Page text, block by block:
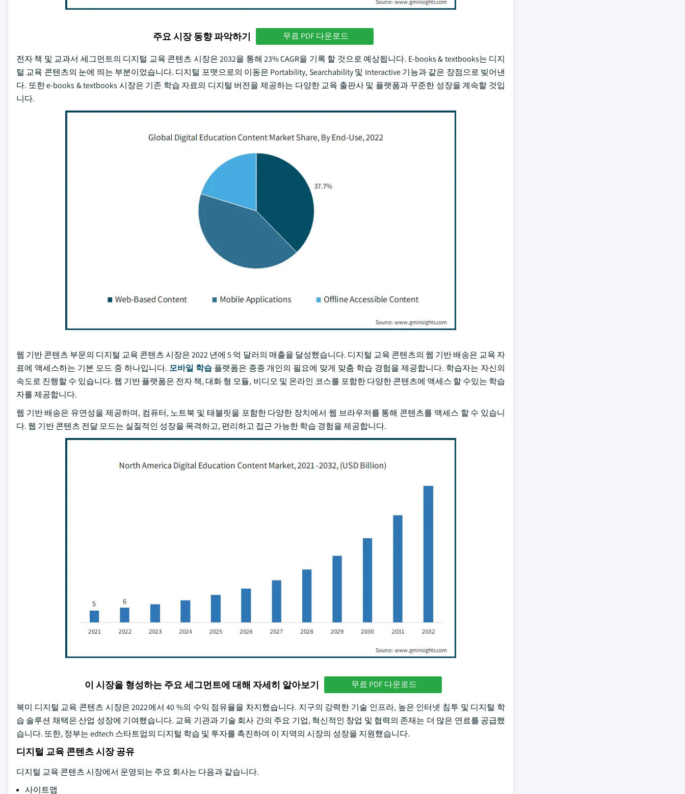
주요 시장 동향 파악하기 무료 PDF 다운로드
전자 책 및 교과서 세그먼트의 디지털 교육 콘텐츠 시장은 2032을 통해 23% CAGR을 기록 할 것으로 예상됩니다. E-books & textbooks는 디지
털 교육 콘텐츠의 눈에 띄는 부분이었습니다. 디지털 포맷으로의 이동은 Portability, Searchability 및 Interactive 기능과 같은 장점으로 빚어낸
다. 또한 e-books & textbooks 시장은 기존 학습 자료의 디지털 버전을 제공하는 다양한 교육 출판사 및 플랫폼과 꾸준한 성장을 계속할 것입
니다.
웹 기반 콘텐츠 부문의 디지털 교육 콘텐츠 시장은 2022 년에 5 억 달러의 매출을 달성했습니다. 디지털 교육 콘텐츠의 웹 기반 배송은 교육 자
료에 액세스하는 기본 모드 중 하나입니다. 모바일 학습플랫폼은 종종 개인의 필요에 맞게 맞춤 학습 경험을 제공합니다. 학습자는 자신의
속도로 진행할 수 있습니다. 웹 기반 플랫폼은 전자 책, 대화 형 모듈, 비디오 및 온라인 코스를 포함한 다양한 콘텐츠에 액세스 할 수있는 학습
자를 제공합니다.
웹 기반 배송은 유연성을 제공하며, 컴퓨터, 노트북 및 태블릿을 포함한 다양한 장치에서 웹 브라우저를 통해 콘텐츠를 액세스 할 수 있습니
다. 웹 기반 콘텐츠 전달 모드는 실질적인 성장을 목격하고, 편리하고 접근 가능한 학습 경험을 제공합니다.
이 시장을 형성하는 주요 세그먼트에 대해 자세히 알아보기 무료 PDF 다운로드
북미 디지털 교육 콘텐츠 시장은 2022에서 40 %의 수익 점유율을 차지했습니다. 지구의 강력한 기술 인프라, 높은 인터넷 침투 및 디지털 학
습 솔루션 채택은 산업 성장에 기여했습니다. 교육 기관과 기술 회사 간의 주요 기업, 혁신적인 창업 및 협력의 존재는 더 많은 연료를 공급했
습니다. 또한, 정부는 edtech 스타트업의 디지털 학습 및 투자를 촉진하여 이 지역의 시장의 성장을 지원했습니다.
디지털 교육 콘텐츠 시장 공유
디지털 교육 콘텐츠 시장에서 운영되는 주요 회사는 다음과 같습니다.
사이트맵